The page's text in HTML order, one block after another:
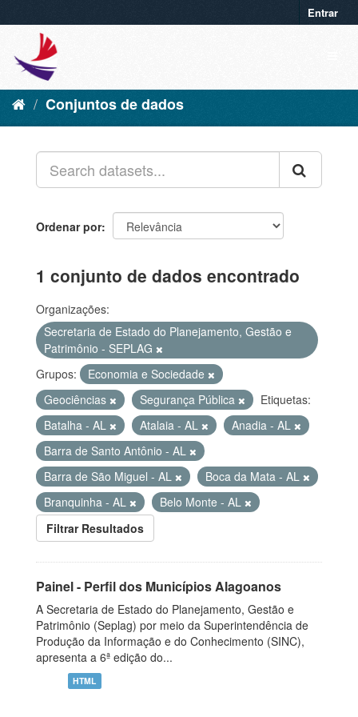
Entrar
Conjuntos de dados
Ordenar por
1 conjunto de dados encontrado
Organizações:
Secretaria de Estado do Planejamento, Gestão e
Patrimônio - SEPLAG
Grupos:
Economia e Sociedade
Geociências
Segurança Pública
Etiquetas:
Batalha - AL
Atalaia - AL
Anadia - AL
Barra de Santo Antônio - AL
Barra de São Miguel - AL
Boca da Mata - AL
Branquinha - AL
Belo Monte - AL
Filtrar Resultados
Painel - Perfil dos Municípios Alagoanos
A Secretaria de Estado do Planejamento, Gestão e
Patrimônio (Seplag) por meio da Superintendência de
Produção da Informação e do Conhecimento (SINC),
apresenta a 6ª edição do...
HTML